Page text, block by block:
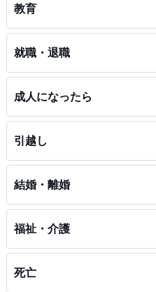
教育
就職・退職
成人になったら
引越し
結婚・離婚
福祉・介護
死亡